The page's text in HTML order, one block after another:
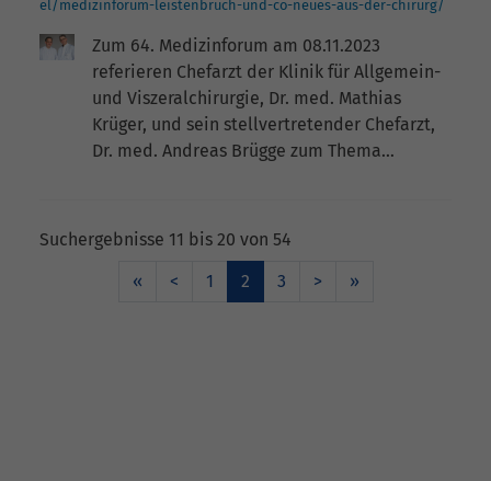
el/medizinforum-leistenbruch-und-co-neues-aus-der-chirurg/
Zum 64. Medizinforum am 08.11.2023
referieren Chefarzt der Klinik für Allgemein-
und Viszeralchirurgie, Dr. med. Mathias
Krüger, und sein stellvertretender Chefarzt,
Dr. med. Andreas Brügge zum Thema…
Suchergebnisse 11 bis 20 von 54
«
< 1 2 3 > »